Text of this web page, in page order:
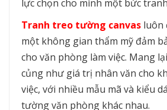
lực chọn cho mình một bức
Tranh treo tường canvas luôn
một không gian thẩm mỹ đảm
cho văn phòng làm việc. Mang
củng như giá trị nhân văn cho
việc, với nhiều mẫu mã và kiểu
tường văn phòng khác nhau.